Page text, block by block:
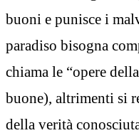
buoni e punisce i
paradiso bisogna
chiama le “opere
buone), altrimenti si
della verità